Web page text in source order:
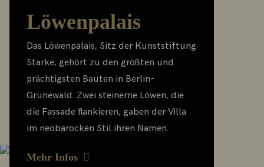
Löwenpalais
Das Löwenpalais, Sitz der Kunststiftung
Starke, gehört zu den größten und
prächtigsten Bauten in Berlin-
Grunewald. Zwei steinerne Löwen, die
die Fassade flankieren, gaben der Villa
im neobarocken Stil ihren Namen.
Mehr Infos